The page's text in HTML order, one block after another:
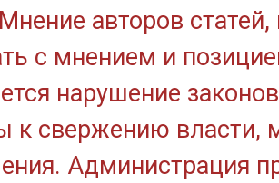
авторов
с мнением и
нарушение
к свержению власти,
Администрация